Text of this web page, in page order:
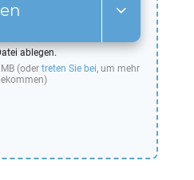
ablegen.
(oder treten Sie bei, um mehr